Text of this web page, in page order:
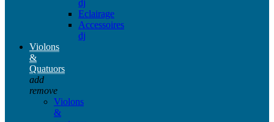
dj
Eclairage
Accessoires
dj
Violons
&
Quatuors
add
remove
Violons
&